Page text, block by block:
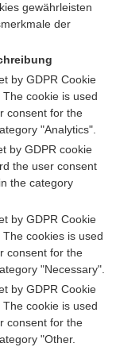
gewährleisten
der
by GDPR Cookie
cookie is used
consent for the
"Analytics".
by GDPR cookie
the user consent
the category
by GDPR Cookie
cookies is used
consent for the
"Necessary".
by GDPR Cookie
cookie is used
consent for the
"Other.